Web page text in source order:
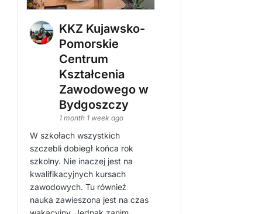
KKZ Kujawsko-
Pomorskie
Centrum
Kształcenia
Zawodowego w
Bydgoszczy
1 month 1 week ago
W szkołach wszystkich
szczebli dobiegł końca rok
szkolny. Nie inaczej jest na
kwalifikacyjnych kursach
zawodowych. Tu również
nauka zawieszona jest na czas